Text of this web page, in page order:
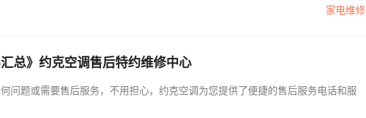
家电维修
总》约克空调售后特约维修中心
问题或需要售后服务，不用担心，约克空调为您提供了便捷的售后服务电话和服